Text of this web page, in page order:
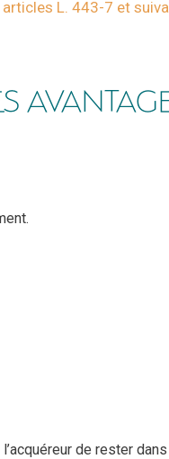
articles L. 443-7 et
de rester